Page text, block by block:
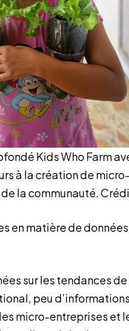
Kids Who Farm
à la création de
la communauté.
en matière de
sur les tendances
peu
micro-entreprises et